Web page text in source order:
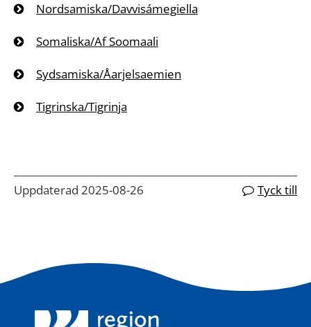
Nordsamiska/Davvisámegiella
Somaliska/Af Soomaali
Sydsamiska/Åarjelsaemien
Tigrinska/Tigrinja
Uppdaterad 2025-08-26 Tyck till